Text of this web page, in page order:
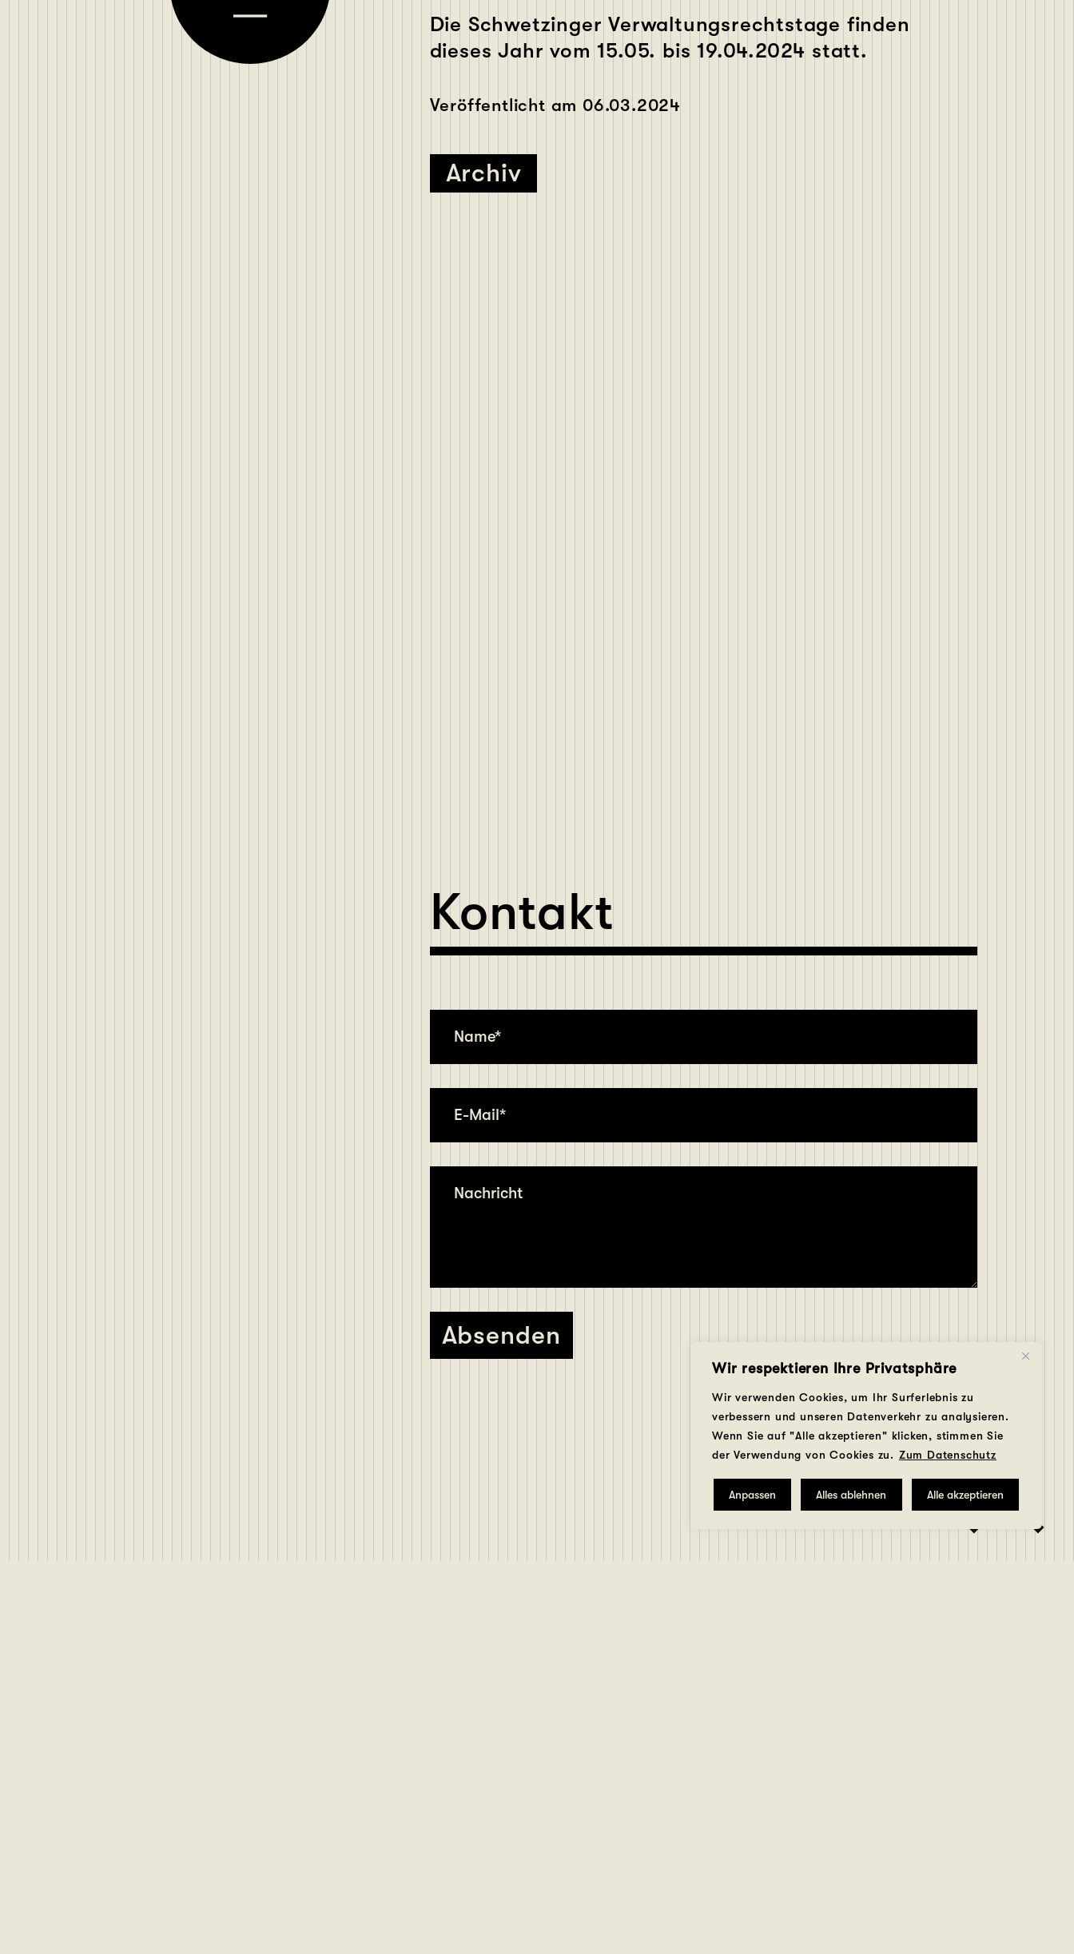
Wir respektieren Ihre Privatsphäre
Wir verwenden Cookies, um Ihr Surferlebnis zu
verbessern und unseren Datenverkehr zu analysieren.
Wenn Sie auf "Alle akzeptieren" klicken, stimmen Sie
der Verwendung von Cookies zu. Zum Datenschutz
Anpassen Alles ablehnen Alle akzeptieren
Die Schwetzinger Verwaltungsrechtstage finden
dieses Jahr vom 15.05. bis 19.04.2024 statt.
Veröffentlicht am 06.03.2024
Archiv
Kontakt
Absenden